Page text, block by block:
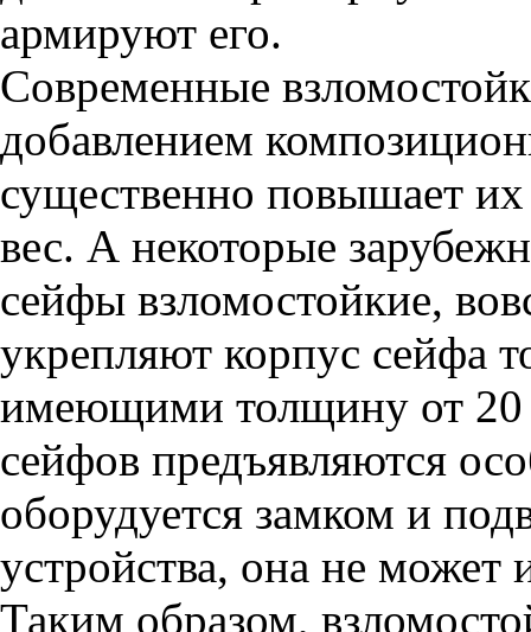
армируют его.
Современные
добавлением
существенно повышает
вес. А некоторые
сейфы взломостойкие,
укрепляют корпус сейфа
имеющими толщину от
сейфов предъявляются
оборудуется замком и
устройства, она не может
Таким образом,